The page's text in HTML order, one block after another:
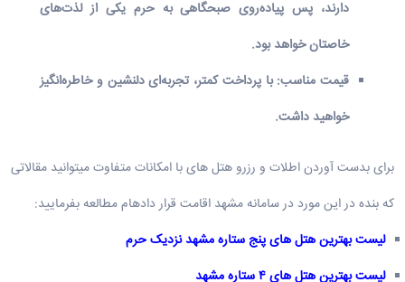
دارند، پس پیاده‌روی صبحگاهی به حرم یکی از لذت‌های
خاصتان خواهد بود.
قیمت مناسب:با پرداخت کمتر، تجربه‌ای دلنشین و خاطره‌انگیز
خواهید داشت.
برای بدست آوردن اطلات و رزرو هتل های با امکانات متفاوت میتوانید مقالاتی
که بنده در این مورد در سامانه مشهد اقامت قرار دادهام مطالعه بفرمایید:
لیست بهترین هتل های پنج ستاره مشهد نزدیک حرم
لیست بهترین هتل های ۴ ستاره مشهد